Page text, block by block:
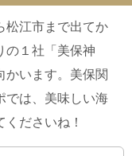
松江市まで出てか
の１社「美保神
かいます。美保関
では、美味しい海
ださいね！